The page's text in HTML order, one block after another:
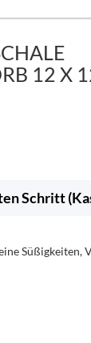
12 X
Schritt
Süßigkeiten,